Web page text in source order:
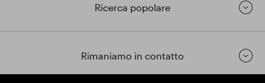
Ricerca popolare
Rimaniamo in contatto